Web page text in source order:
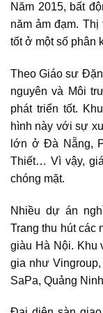
Năm 2015, bất
năm ảm đạm.
tốt ở một số phân
Theo Giáo sư
nguyên và Môi
phát triển tốt.
hình này với sự
lớn ở Đà Nẵng,
Thiết… Vì vậy,
chóng mặt.
Nhiều dự án
Trang thu hút các
giàu Hà Nội. Khu
gia như
SaPa, Quảng